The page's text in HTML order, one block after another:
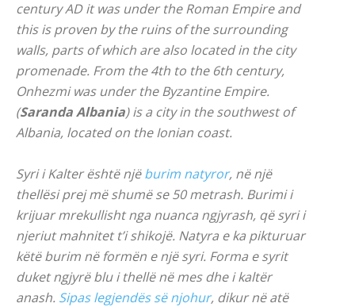
century AD it was under the Roman Empire and
this is proven by the ruins of the surrounding
walls, parts of which are also located in the city
promenade. From the 4th to the 6th century,
Onhezmi was under the Byzantine Empire.
(Saranda Albania) is a city in the southwest of
Albania, located on the Ionian coast.
Syri i Kalter është njëburim natyror, në një
thellësi prej më shumë se 50 metrash. Burimi i
krijuar mrekullisht nga nuanca ngjyrash, që syri i
njeriut mahnitet t’i shikojë. Natyra e ka pikturuar
këtë burim në formën e një syri. Forma e syrit
duket ngjyrë blu i thellë në mes dhe i kaltër
anash. Sipas legjendës së njohur, dikur në atë